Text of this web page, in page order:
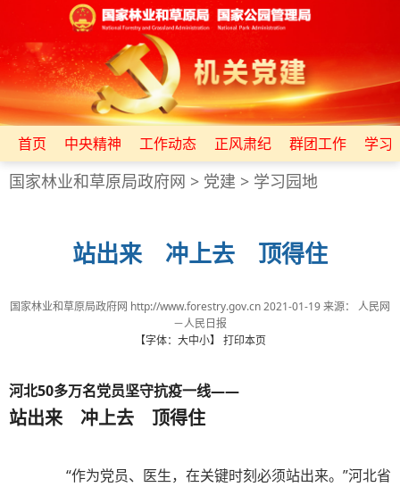
首页 中央精神 工作动态 正风肃纪 群团工作 学习
国家林业和草原局政府网 > 党建 > 学习园地
站出来 冲上去 顶得住
国家林业和草原局政府网 http://www.forestry.gov.cn2021-01-19来源： 人民网
－人民日报
【字体： 大中小】 打印本页
河北50多万名党员坚守抗疫一线——
站出来 冲上去 顶得住
“作为党员、医生，在关键时刻必须站出来。”河北省